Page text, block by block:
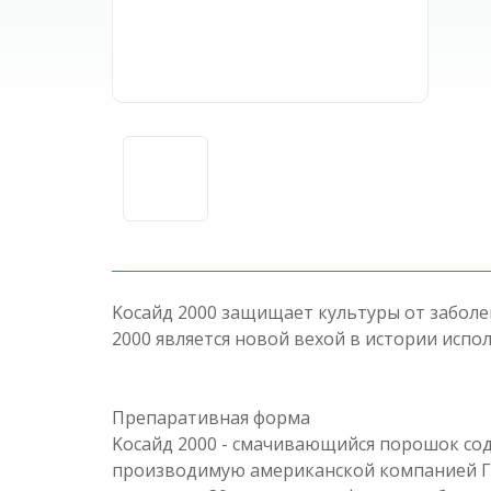
Kосайд 2000 защищает культуры от
2000 является новой вехой в истории
Препаративная форма
Koсайд 2000 - смачивающийся порошок
производимую американской компанией